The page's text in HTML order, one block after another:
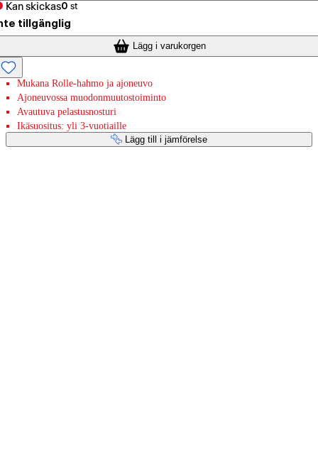
Kan skickas0 st
tillgänglig
Lägg i varukorgen
Mukana Rolle-hahmo ja ajoneuvo
Ajoneuvossa muodonmuutostoiminto
Avautuva pelastusnosturi
Ikäsuositus: yli 3-vuotiaille
Lägg till i jämförelse